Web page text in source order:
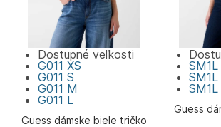
Guess dámske biele tričko
Dostupné veľkosti
G011 XS
G011 S
G011 M
G011 L
Guess
SM1L
SM1L
SM1L